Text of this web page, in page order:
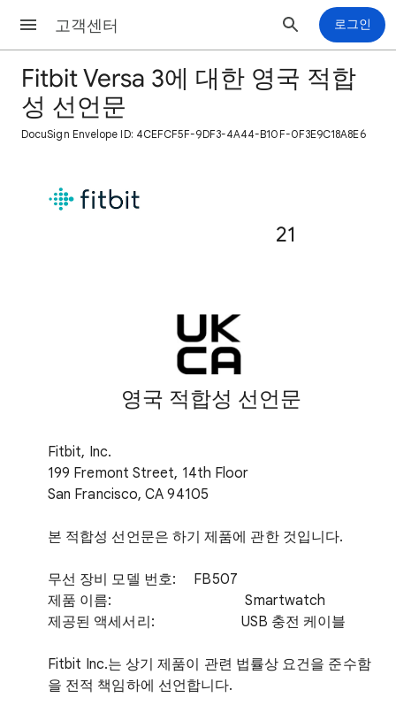
고객센터 로그인
Fitbit Versa 3에 대한 영국 적합
성 선언문
DocuSign Envelope ID: 4CEFCF5F-9DF3-4A44-B10F-0F3E9C18A8E6
21
영국 적합성 선언문
Fitbit, Inc.
199 Fremont Street, 14th Floor
San Francisco, CA 94105
본 적합성 선언문은 하기 제품에 관한 것입니다.
무선 장비 모델 번호: FB507
제품 이름: Smartwatch
제공된 액세서리: USB 충전 케이블
Fitbit Inc.는 상기 제품이 관련 법률상 요건을 준수함
을 전적 책임하에 선언합니다.